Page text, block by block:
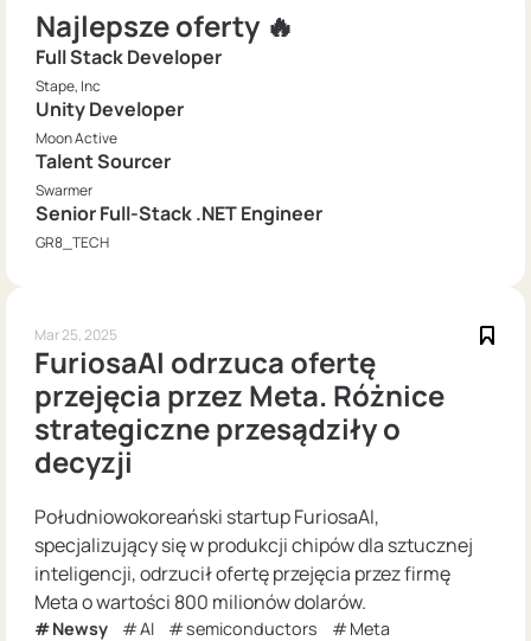
Najlepsze oferty 🔥
Full Stack Developer
Stape, Inc
Unity Developer
Moon Active
Talent Sourcer
Swarmer
Senior Full-Stack .NET Engineer
GR8_TECH
Mar 25, 2025
FuriosaAI odrzuca ofertę
przejęcia przez Meta. Różnice
strategiczne przesądziły o
decyzji
Południowokoreański startup FuriosaAI,
specjalizujący się w produkcji chipów dla sztucznej
inteligencji, odrzucił ofertę przejęcia przez firmę
Meta o wartości 800 milionów dolarów.
Newsy AI semiconductors
Meta